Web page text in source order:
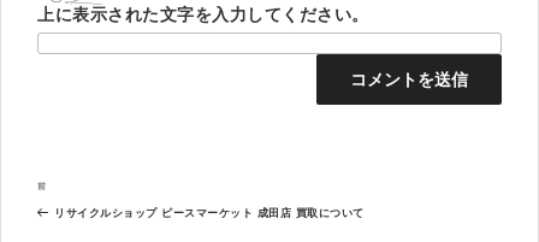
上に表示された文字を入力してください。
稿
ナ
過
去
前
リサイクルショップ ピースマーケット 成田店 買取について